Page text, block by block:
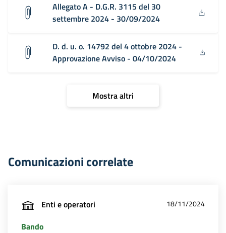
Allegato A - D.G.R. 3115 del 30
settembre 2024 - 30/09/2024
D. d. u. o. 14792 del 4 ottobre 2024 -
Approvazione Avviso - 04/10/2024
Mostra altri
Comunicazioni correlate
Enti e operatori 18/11/2024
Bando